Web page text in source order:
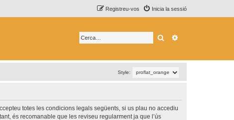
Inicia la sessió
Registreu-vos
Cerca
Style:
totes les condicions legals següents, si us plau no accediu
és recomanable que les reviseu regularment ja que l’ús